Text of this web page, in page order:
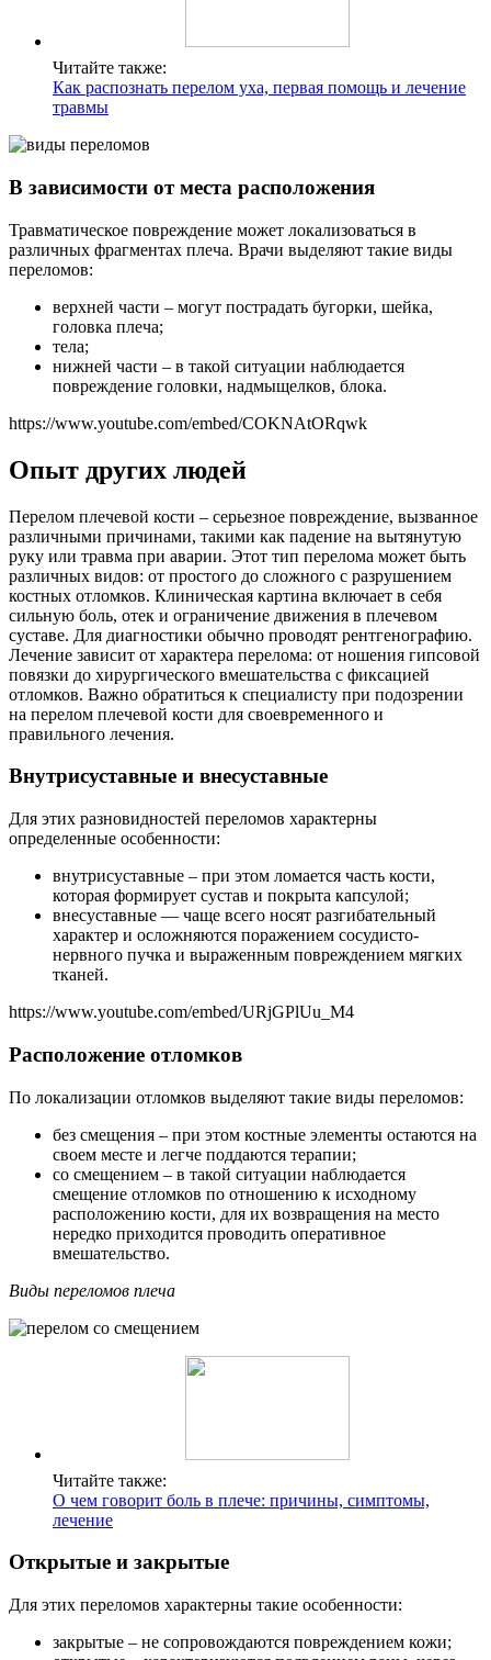
Читайте также:
Как распознать перелом уха, первая помощь и лечение
травмы
В зависимости от места расположения
Травматическое повреждение может локализоваться в
различных фрагментах плеча. Врачи выделяют такие виды
переломов:
верхней части – могут пострадать бугорки, шейка,
головка плеча;
тела;
нижней части – в такой ситуации наблюдается
повреждение головки, надмыщелков, блока.
https://www.youtube.com/embed/COKNAtORqwk
Опыт других людей
Перелом плечевой кости – серьезное повреждение, вызванное
различными причинами, такими как падение на вытянутую
руку или травма при аварии. Этот тип перелома может быть
различных видов: от простого до сложного с разрушением
костных отломков. Клиническая картина включает в себя
сильную боль, отек и ограничение движения в плечевом
суставе. Для диагностики обычно проводят рентгенографию.
Лечение зависит от характера перелома: от ношения гипсовой
повязки до хирургического вмешательства с фиксацией
отломков. Важно обратиться к специалисту при подозрении
на перелом плечевой кости для своевременного и
правильного лечения.
Внутрисуставные и внесуставные
Для этих разновидностей переломов характерны
определенные особенности:
внутрисуставные – при этом ломается часть кости,
которая формирует сустав и покрыта капсулой;
внесуставные — чаще всего носят разгибательный
характер и осложняются поражением сосудисто-
нервного пучка и выраженным повреждением мягких
тканей.
https://www.youtube.com/embed/URjGPlUu_M4
Расположение отломков
По локализации отломков выделяют такие виды переломов:
без смещения – при этом костные элементы остаются на
своем месте и легче поддаются терапии;
со смещением – в такой ситуации наблюдается
смещение отломков по отношению к исходному
расположению кости, для их возвращения на место
нередко приходится проводить оперативное
вмешательство.
Виды переломов плеча
Читайте также:
О чем говорит боль в плече: причины, симптомы,
лечение
Открытые и закрытые
Для этих переломов характерны такие особенности:
закрытые – не сопровождаются повреждением кожи;